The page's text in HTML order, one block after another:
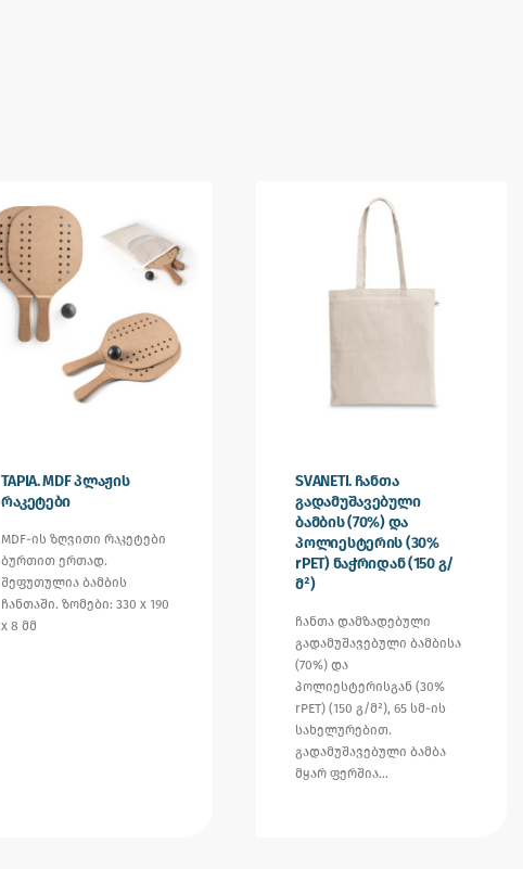
TAPIA. MDF პლაჟის
რაკეტები
MDF-ის ზღვითი რაკეტები
ბურთით ერთად.
შეფუთულია ბამბის
ჩანთაში. ზომები: 330 x 190
x 8 მმ
SVANETI. ჩანთა
გადამუშავებული
ბამბის (70%) და
პოლიესტერის (30%
rPET) ნაჭრიდან (150 გ/
მ²)
ჩანთა დამზადებული
გადამუშავებული ბამბისა
(70%) და
პოლიესტერისგან (30%
rPET) (150 გ/მ²), 65 სმ-ის
სახელურებით.
გადამუშავებული ბამბა
მყარ ფერშია…